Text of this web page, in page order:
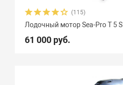
(115)
Лодочный мотор Sea-Pro Т 5 S
61 000 руб.